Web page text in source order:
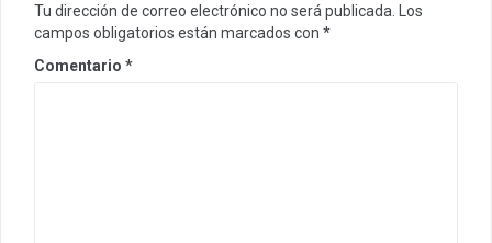
Tu dirección de correo electrónico no será publicada.
Los
campos obligatorios están marcados con *
Comentario *